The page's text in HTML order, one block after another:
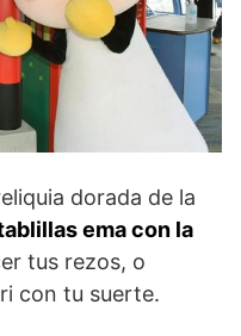
dorada de la
ema con la
tus rezos, o
con tu suerte.